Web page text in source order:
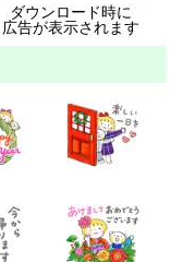
ダウンロード時に
広告が表示されます